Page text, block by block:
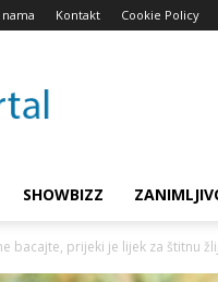
nama Kontakt Cookie Policy
SHOWBIZZ
bacajte, prijeki je lijek za štitnu